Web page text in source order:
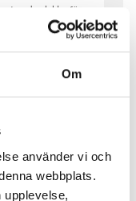
Om
använder vi och
webbplats.
upplevelse,
och klar för
installation i bil
large
bak